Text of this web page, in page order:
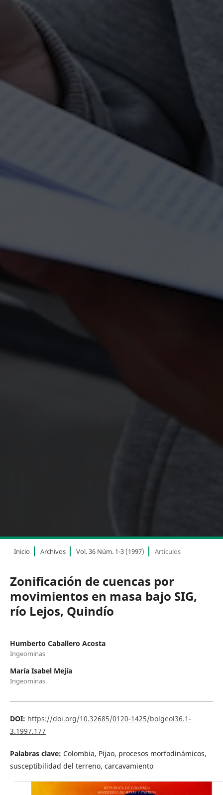
Inicio Archivos Vol. 36 Núm. 1-3 (1997) Artículos
Zonificación de cuencas por
movimientos en masa bajo SIG,
río Lejos, Quindío
Humberto Caballero Acosta
Ingeominas
María Isabel Mejía
Ingeominas
DOI: https://doi.org/10.32685/0120-1425/bolgeol36.1-
3.1997.177
Palabras clave: Colombia, Pijao, procesos morfodinámicos,
susceptibilidad del terreno, carcavamiento